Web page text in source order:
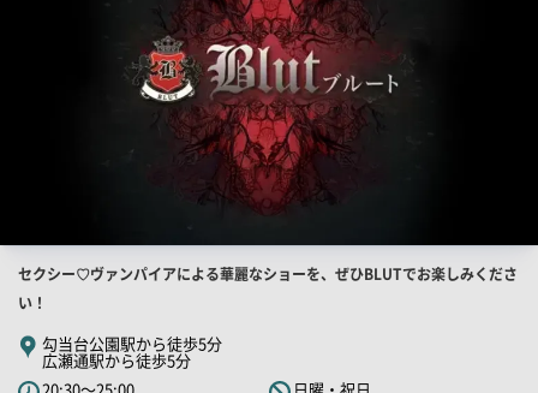
店
舗
PR
キ
ャ
セクシー♡ヴァンパイアによる華麗なショーを、ぜひBLUTでお楽しみくださ
い！
勾当台公園駅から徒歩5分
広瀬通駅から徒歩5分